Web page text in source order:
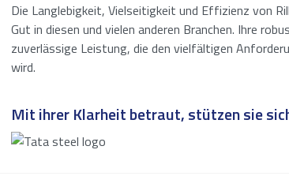
Die Langlebigkeit, Vielseitigkeit und Effizienz von
Gut in diesen und vielen anderen Branchen. Ihre
zuverlässige Leistung, die den vielfältigen
wird.
Mit ihrer Klarheit betraut, stützen sie